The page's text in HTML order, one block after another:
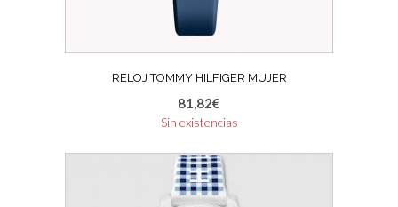
RELOJ TOMMY HILFIGER MUJER
81,82€
Sin existencias